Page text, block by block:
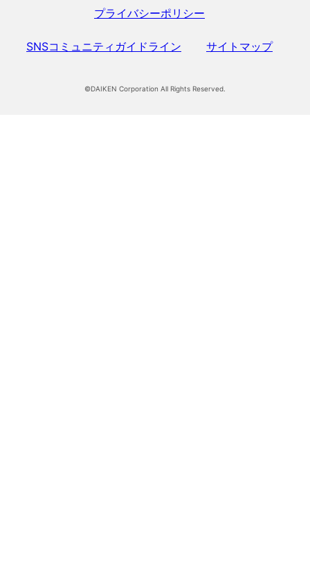
プライバシーポリシー
SNSコミュニティガイドライン サイトマップ
©DAIKEN Corporation All Rights Reserved.